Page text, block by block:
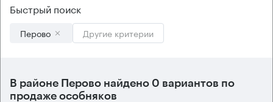
Быстрый поиск
Перово Другие критерии
В районе Перово найдено 0 вариантов по
продаже особняков